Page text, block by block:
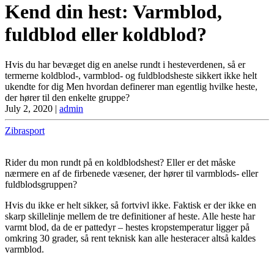
Kend din hest: Varmblod,
fuldblod eller koldblod?
Hvis du har bevæget dig en anelse rundt i hesteverdenen, så er
termerne koldblod-, varmblod- og fuldblodsheste sikkert ikke helt
ukendte for dig Men hvordan definerer man egentlig hvilke heste,
der hører til den enkelte gruppe?
July 2, 2020 | admin
Zibrasport
Rider du mon rundt på en koldblodshest? Eller er det måske
nærmere en af de firbenede væsener, der hører til varmblods- eller
fuldblodsgruppen?
Hvis du ikke er helt sikker, så fortvivl ikke. Faktisk er der ikke en
skarp skillelinje mellem de tre definitioner af heste. Alle heste har
varmt blod, da de er pattedyr – hestes kropstemperatur ligger på
omkring 30 grader, så rent teknisk kan alle hesteracer altså kaldes
varmblod.